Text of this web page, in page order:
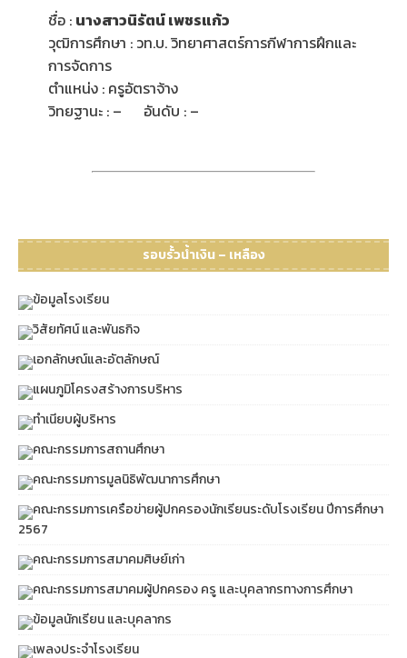
ชื่อ : นางสาวนิรัตน์ เพชรแก้ว
วุฒิการศึกษา : วท.บ. วิทยาศาสตร์การกีฬาการฝึกและ
การจัดการ
ตำแหน่ง : ครูอัตราจ้าง
วิทยฐานะ : – อันดับ : –
รอบรั้วน้ำเงิน – เหลือง
ข้อมูลโรงเรียน
วิสัยทัศน์ และพันธกิจ
เอกลักษณ์และอัตลักษณ์
แผนภูมิโครงสร้างการบริหาร
ทำเนียบผู้บริหาร
คณะกรรมการสถานศึกษา
คณะกรรมการมูลนิธิพัฒนาการศึกษา
คณะกรรมการเครือข่ายผู้ปกครองนักเรียนระดับโรงเรียน ปีการศึกษา
2567
คณะกรรมการสมาคมศิษย์เก่า
คณะกรรมการสมาคมผู้ปกครอง ครู และบุคลากรทางการศึกษา
ข้อมูลนักเรียน และบุคลากร
เพลงประจำโรงเรียน